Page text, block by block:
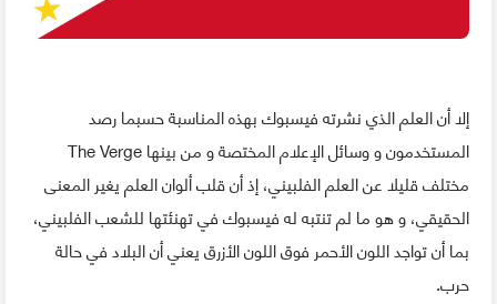
إلا أن العلم الذي نشرته فيسبوك بهذه المناسبة حسبما رصد
المستخدمون و وسائل الإعلام المختصة و من بينها The Verge
مختلف قليلا عن العلم الفلبيني، إذ أن قلب ألوان العلم يغير المعنى
الحقيقي، و هو ما لم تنتبه له فيسبوك في تهنئتها للشعب الفلبيني،
بما أن تواجد اللون الأحمر فوق اللون الأزرق يعني أن البلاد في حالة
حرب.